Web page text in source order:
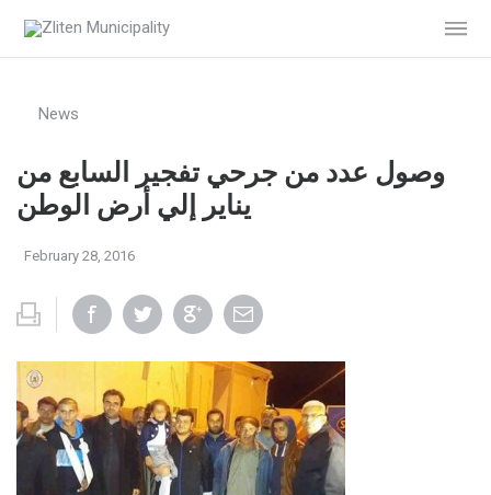
News
وصول عدد من جرحي تفجير السابع من
يناير إلي أرض الوطن
February 28, 2016